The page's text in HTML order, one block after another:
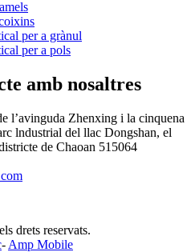
per a grànul
per a pols
amb nosaltres
l’avinguda Zhenxing i la cinquena
lndustrial del llac Dongshan, el
de Chaoan 515064
drets reservats.
- Amp Mobile